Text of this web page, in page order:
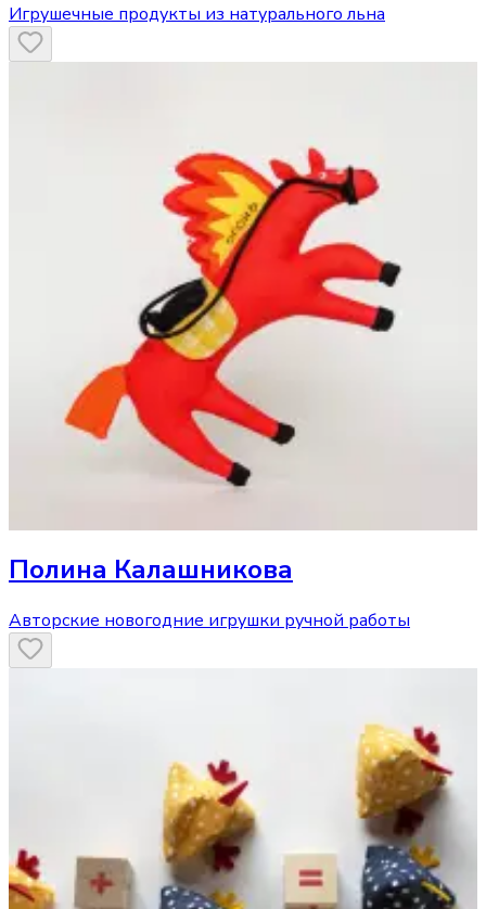
Игрушечные продукты из натурального льна
Полина Калашникова
Авторские новогодние игрушки ручной работы